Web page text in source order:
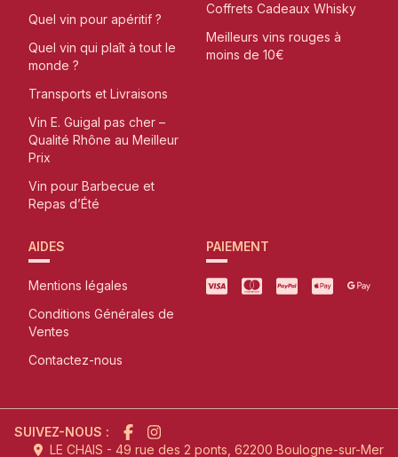
Quel vin pour apéritif ?
Quel vin qui plaît à tout le
monde ?
Transports et Livraisons
Vin E. Guigal pas cher –
Qualité Rhône au Meilleur
Prix
Vin pour Barbecue et
Repas d’Été
Coffrets Cadeaux Whisky
Meilleurs vins rouges à
moins de 10€
AIDES
Mentions légales
Conditions Générales de
Ventes
Contactez-nous
PAIEMENT
SUIVEZ-NOUS :
LE CHAIS - 49 rue des 2 ponts, 62200 Boulogne-sur-Mer